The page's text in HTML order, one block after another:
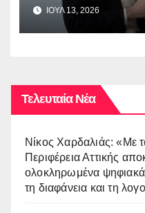
ΙΟΥΛ 13, 2026
Τελευταία Νέα
Νίκος Χαρδαλιάς: «Με
Περιφέρεια Αττικής
ολοκληρωμένα
τη διαφάνεια και τη